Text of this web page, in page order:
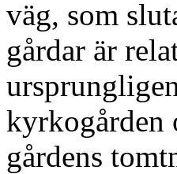
väg, som
gårdar är
kyrkogården
gårdens